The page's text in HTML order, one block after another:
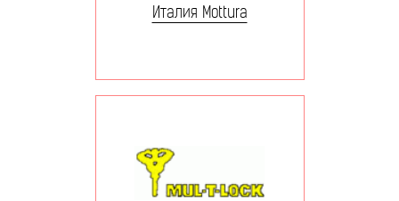
Италия Mottura